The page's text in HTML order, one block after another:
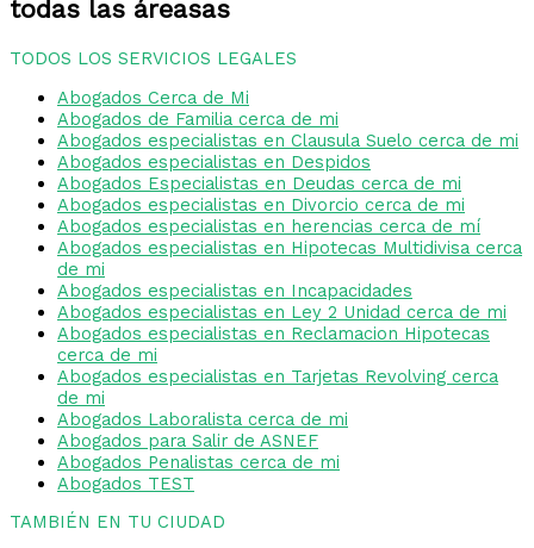
todas las áreasas
TODOS LOS SERVICIOS LEGALES
Abogados Cerca de Mi
Abogados de Familia cerca de mi
Abogados especialistas en Clausula Suelo cerca de mi
Abogados especialistas en Despidos
Abogados Especialistas en Deudas cerca de mi
Abogados especialistas en Divorcio cerca de mi
Abogados especialistas en herencias cerca de mí
Abogados especialistas en Hipotecas Multidivisa cerca
de mi
Abogados especialistas en Incapacidades
Abogados especialistas en Ley 2 Unidad cerca de mi
Abogados especialistas en Reclamacion Hipotecas
cerca de mi
Abogados especialistas en Tarjetas Revolving cerca
de mi
Abogados Laboralista cerca de mi
Abogados para Salir de ASNEF
Abogados Penalistas cerca de mi
Abogados TEST
TAMBIÉN EN TU CIUDAD